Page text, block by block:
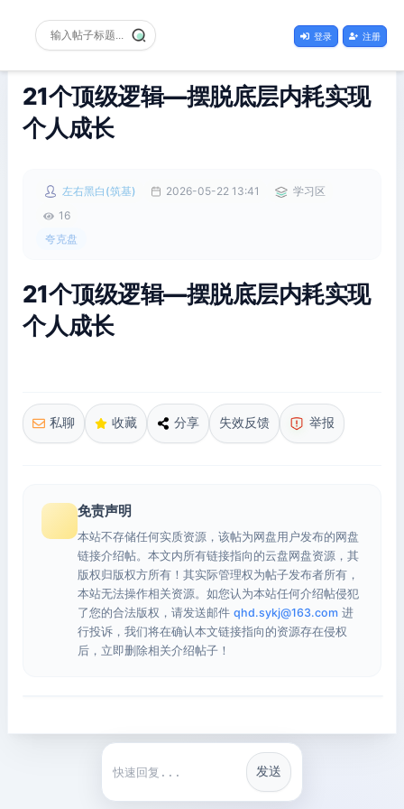
登录 注册
21个顶级逻辑—摆脱底层内耗实现
个人成长
左右黑白(筑基) 2026-05-22 13:41
学习区
16
夸克盘
21个顶级逻辑—摆脱底层内耗实现
个人成长
私聊 收藏 分享 失效反馈 举报
免责声明
本站不存储任何实质资源，该帖为网盘用户发布的网盘
链接介绍帖。本文内所有链接指向的云盘网盘资源，其
版权归版权方所有！其实际管理权为帖子发布者所有，
本站无法操作相关资源。如您认为本站任何介绍帖侵犯
了您的合法版权，请发送邮件 qhd.sykj@163.com 进
行投诉，我们将在确认本文链接指向的资源存在侵权
后，立即删除相关介绍帖子！
快捷回复
发送